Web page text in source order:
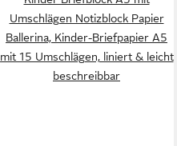
Umschlägen Notizblock Papier
Ballerina, Kinder-Briefpapier A5
mit 15 Umschlägen, liniert & leicht
beschreibbar